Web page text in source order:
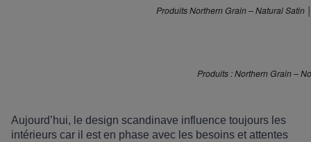
Produits Northern Grain – Natural Satin
Produits : Northern Grain –
Aujourd’hui, l e design scandinave influence toujours l es
intérieurs car il est en phase avec les besoins et attentes